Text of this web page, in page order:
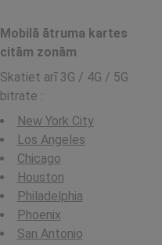
Mobilā ātruma kartes
citām zonām
Skatiet arī 3G / 4G / 5G
bitrate :
New York City
Los Angeles
Chicago
Houston
Philadelphia
Phoenix
San Antonio